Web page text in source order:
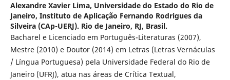
Alexandre Xavier Lima, Universidade do Estado do Rio de
Janeiro, Instituto de Aplicação Fernando Rodrigues da
Silveira (CAp-UERJ). Rio de Janeiro, RJ, Brasil.
Bacharel e Licenciado em Português-Literaturas (2007),
Mestre (2010) e Doutor (2014) em Letras (Letras Vernáculas
/ Língua Portuguesa) pela Universidade Federal do Rio de
Janeiro (UFRJ), atua nas áreas de Crítica Textual,